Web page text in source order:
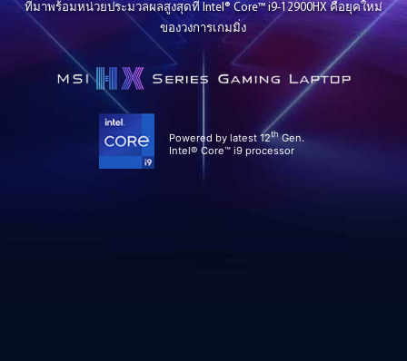
Powered by latest 12thGen.
Intel® Core™ i9 processor
ที่มาพร้อมหน่วยประมวลผลสูงสุดที่ Intel® Core™ i9-12900HX คือยุคใหม่
ของวงการเกมมิ่ง